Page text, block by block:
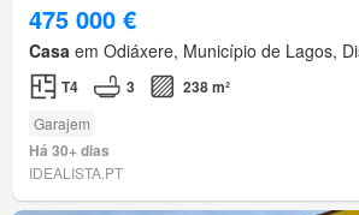
475 000 €
Casa em Odiáxere, Município de Lagos,
T4 3 238 m²
Garajem
Há 30+ dias
IDEALISTA.PT